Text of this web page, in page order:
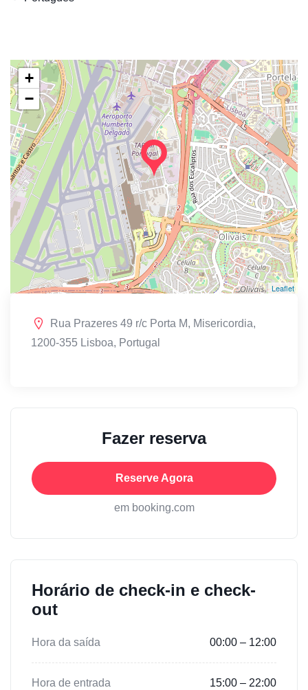
+
−
Leaflet
Rua Prazeres 49 r/c Porta M, Misericordia,
1200-355 Lisboa, Portugal
Fazer reserva
Reserve Agora
em booking.com
Horário de check-in e check-
out
Hora da saída 00:00 – 12:00
Hora de entrada 15:00 – 22:00